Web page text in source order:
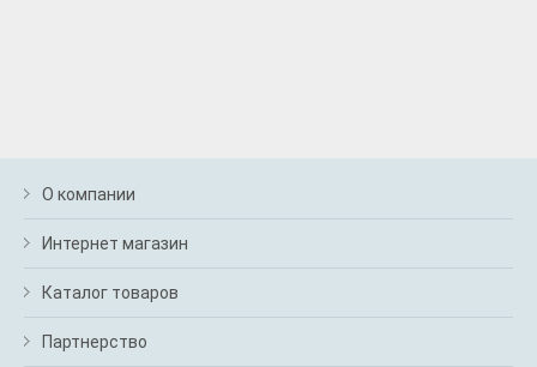
О компании
Интернет магазин
Каталог товаров
Партнерство